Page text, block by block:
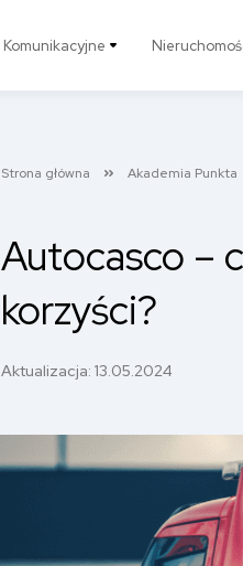
Komunikacyjne
Strona główna Akademia Punkta
Autocasco –
korzyści?
Aktualizacja: 13.05.2024